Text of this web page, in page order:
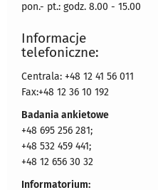
pon.- pt.: godz. 8.00 - 15.00
Informacje
telefoniczne:
Centrala: +48 12 41 56 011
Fax:+48 12 36 10 192
Badania ankietowe
+48 695 256 281;
+48 532 459 441;
+48 12 656 30 32
Informatorium: